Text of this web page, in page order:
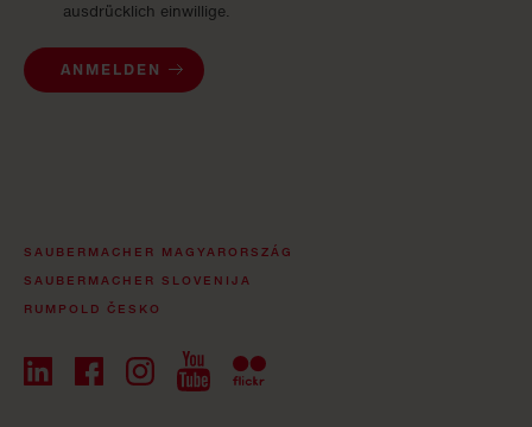
ausdrücklich einwillige.
ANMELDEN
SAUBERMACHER MAGYARORSZÁG
SAUBERMACHER SLOVENIJA
RUMPOLD ČESKO